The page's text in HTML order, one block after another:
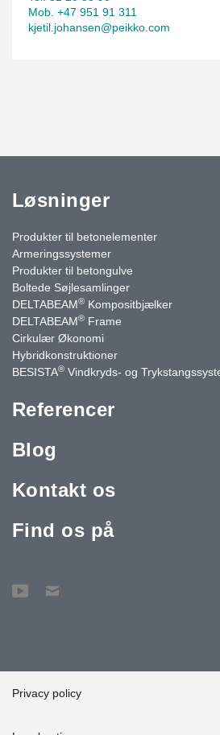
Mob. +47 951 91 311
kjetil.johansen@peikko.com
Løsninger
Produkter til betonelementer
Armeringssystemer
Produkter til betongulve
Boltede Søjlesamlinger
DELTABEAM® Kompositbjælker
DELTABEAM® Frame
Cirkulær Økonomi
Hybridkonstruktioner
BESISTA® Vindkryds- og
Referencer
Blog
Kontakt os
Find os på
Privacy policy